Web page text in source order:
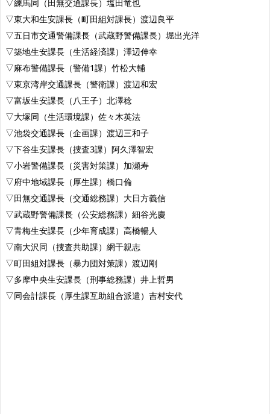
▽練馬同（田無交通課長）塩田竜也
▽東大和生安課長（町田組対課長）渡辺良平
▽五日市交通警備課長（武蔵野警備課長）堀出光洋
▽築地生安課長（生活経済課）澤辺伸幸
▽麻布警備課長（警備1課）竹松大輔
▽東京湾岸交通課長（警衛課）渡辺和宏
▽富坂生安課長（八王子）北澤稔
▽大塚同（生活環境課）佐々木英法
▽池袋交通課長（企画課）渡辺三和子
▽下谷生安課長（捜査3課）阿久澤智宏
▽小岩警備課長（災害対策課）加瀬寿
▽府中地域課長（厚生課）橋口倫
▽田無交通課長（交通総務課）大日方義信
▽武蔵野警備課長（公安総務課）細谷光慶
▽青梅生安課長（少年育成課）高橋暢人
▽南大沢同（捜査共助課）網干親志
▽町田組対課長（暴力団対策課）渡辺剛
▽多摩中央生安課長（刑事総務課）井上哲男
▽同会計課長（厚生課互助組合派遣）吉村安代